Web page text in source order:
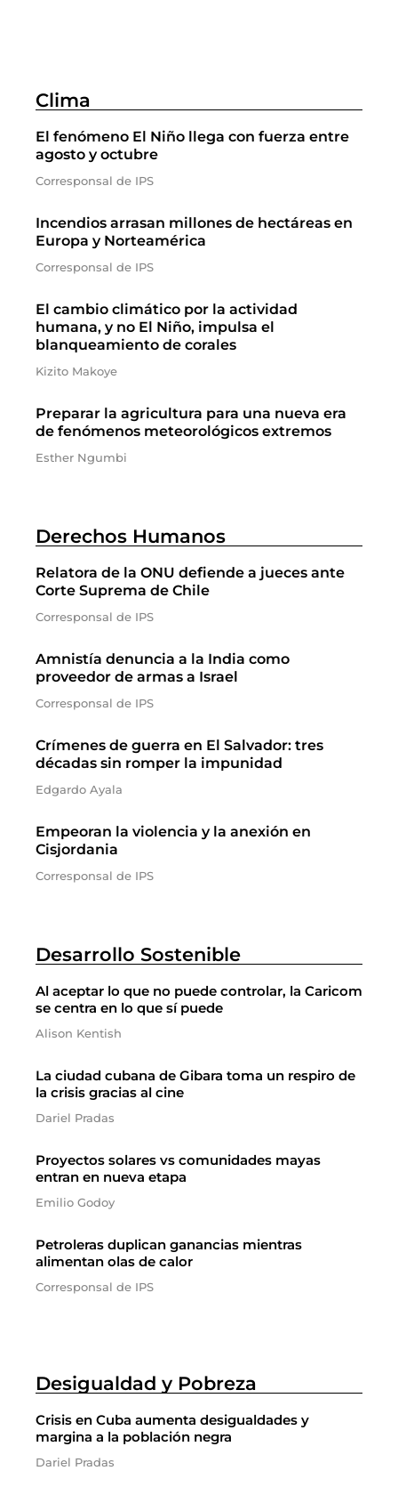
Clima
El fenómeno El Niño llega con fuerza entre
agosto y octubre
Corresponsal de IPS
Incendios arrasan millones de hectáreas en
Europa y Norteamérica
Corresponsal de IPS
El cambio climático por la actividad
humana, y no El Niño, impulsa el
blanqueamiento de corales
Kizito Makoye
Preparar la agricultura para una nueva era
de fenómenos meteorológicos extremos
Esther Ngumbi
Derechos Humanos
Relatora de la ONU defiende a jueces ante
Corte Suprema de Chile
Corresponsal de IPS
Amnistía denuncia a la India como
proveedor de armas a Israel
Corresponsal de IPS
Crímenes de guerra en El Salvador: tres
décadas sin romper la impunidad
Edgardo Ayala
Empeoran la violencia y la anexión en
Cisjordania
Corresponsal de IPS
Desarrollo Sostenible
Al aceptar lo que no puede controlar, la Caricom
se centra en lo que sí puede
Alison Kentish
La ciudad cubana de Gibara toma un respiro de
la crisis gracias al cine
Dariel Pradas
Proyectos solares vs comunidades mayas
entran en nueva etapa
Emilio Godoy
Petroleras duplican ganancias mientras
alimentan olas de calor
Corresponsal de IPS
Desigualdad y Pobreza
Crisis en Cuba aumenta desigualdades y
margina a la población negra
Dariel Pradas